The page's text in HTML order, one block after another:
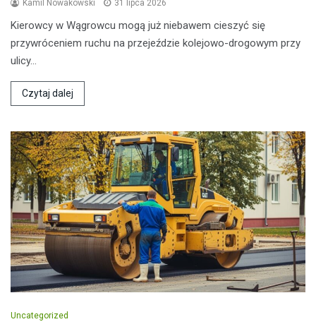
Kamil Nowakowski 31 lipca 2026
Kierowcy w Wągrowcu mogą już niebawem cieszyć się
przywróceniem ruchu na przejeździe kolejowo-drogowym przy
ulicy…
Czytaj dalej
Uncategorized